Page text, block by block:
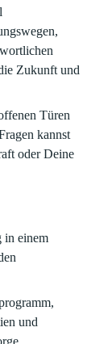
Zukunft und
Türen
kannst
oder Deine
in einem
und